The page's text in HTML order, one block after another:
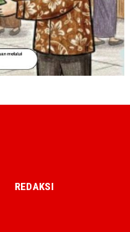
REDAKSI